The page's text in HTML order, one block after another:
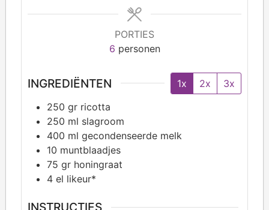
PORTIES
6 personen
INGREDIËNTEN 1x 2x
3x
250 gr ricotta
250 ml slagroom
400 ml gecondenseerde melk
10 muntblaadjes
75 gr honingraat
4 el likeur*